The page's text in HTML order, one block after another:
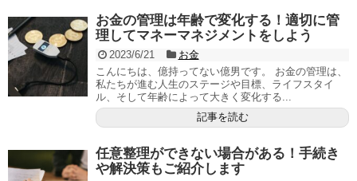
お金の管理は年齢で変化する！適切に管
理してマネーマネジメントをしよう
2023/6/21
お金
こんにちは、億持ってない億男です。 お金の管理は、
私たちが進む人生のステージや目標、ライフスタイ
ル、そして年齢によって大きく変化する...
記事を読む
任意整理ができない場合がある！手続き
や解決策もご紹介します